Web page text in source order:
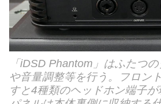
「iDSD Phantom」はふたつ
や音量調整等を行う。フロン
すと4種類のヘッドホン端子